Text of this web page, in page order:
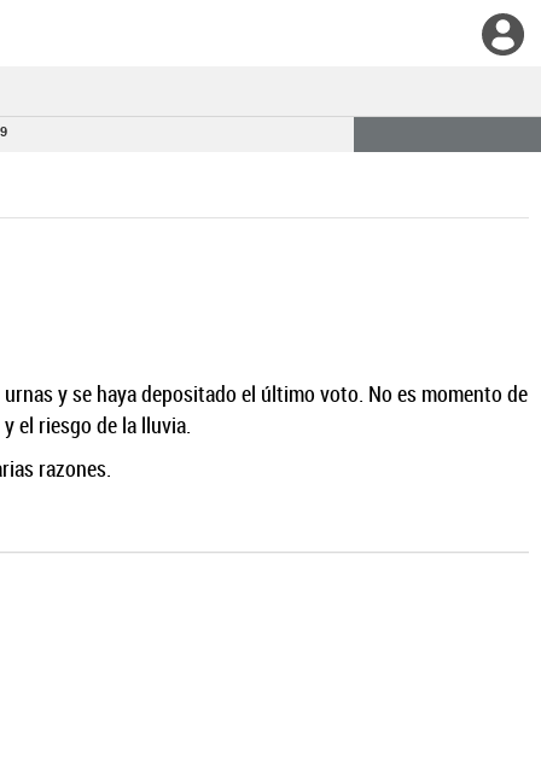
y se haya depositado el último voto. No es momento de
el riesgo de la lluvia.
razones.